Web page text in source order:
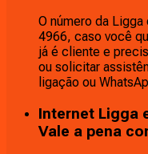
O número da
4966, caso você
já é cliente e
ou solicitar
ligação ou
Internet Ligga
Vale a pena